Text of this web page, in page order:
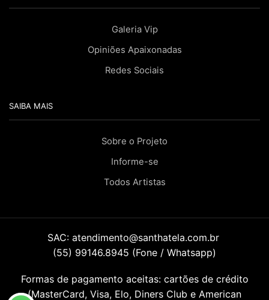
Galeria Vip
Opiniões Apaixonadas
Redes Sociais
SAIBA MAIS
Sobre o Projeto
Informe-se
Todos Artistas
SAC: atendimento@santhatela.com.br
(55) 99146.8945 (Fone / Whatsapp)
Formas de pagamento aceitas: cartões de crédito
(MasterCard, Visa, Elo, Diners Club e American